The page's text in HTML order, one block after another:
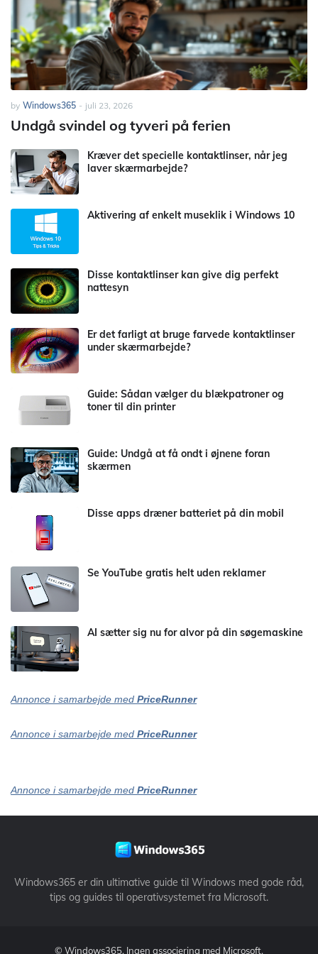
by Windows365 - juli 23, 2026
Undgå svindel og tyveri på ferien
Kræver det specielle kontaktlinser, når jeg
laver skærmarbejde?
Aktivering af enkelt museklik i Windows 10
Disse kontaktlinser kan give dig perfekt
nattesyn
Er det farligt at bruge farvede kontaktlinser
under skærmarbejde?
Guide: Sådan vælger du blækpatroner og
toner til din printer
Guide: Undgå at få ondt i øjnene foran
skærmen
Disse apps dræner batteriet på din mobil
Se YouTube gratis helt uden reklamer
AI sætter sig nu for alvor på din søgemaskine
Annonce i samarbejde med PriceRunner
Annonce i samarbejde med PriceRunner
Annonce i samarbejde med PriceRunner
Windows365 er din ultimative guide til Windows med gode råd,
tips og guides til operativsystemet fra Microsoft.
© Windows365. Ingen associering med Microsoft.